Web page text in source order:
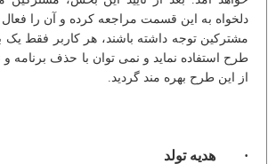
دلخواه به این قسمت مراجعه کرده و آن را فعال
مشترکین توجه داشته باشند، هر کاربر فقط یک
طرح استفاده نماید و نمی توان با حذف برنامه
از این طرح بهره مند گردید.
· هدیه تولد